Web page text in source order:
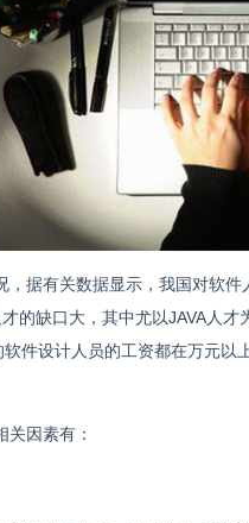
，据有关数据显示，我国对软
的缺口大，其中尤以JAVA人
件设计人员的工资都在万元
因素有：